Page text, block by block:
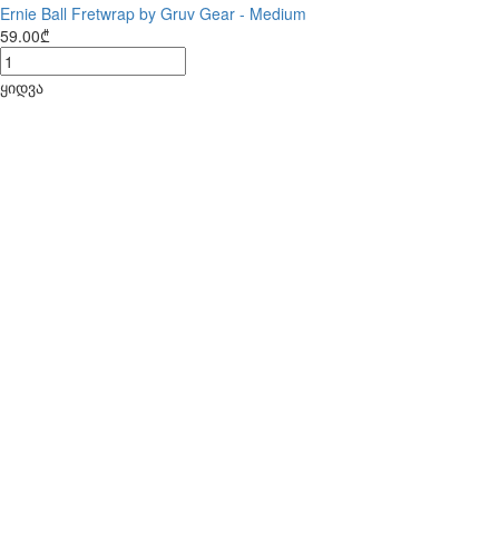
Ernie Ball Fretwrap by Gruv Gear - Medium
59.00₾
ყიდვა